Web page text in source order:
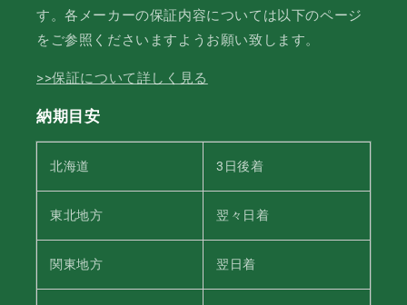
す。各メーカーの保証内容については以下のページ
をご参照くださいますようお願い致します。
>>保証について詳しく見る
納期目安
北海道 3日後着
東北地方 翌々日着
関東地方 翌日着